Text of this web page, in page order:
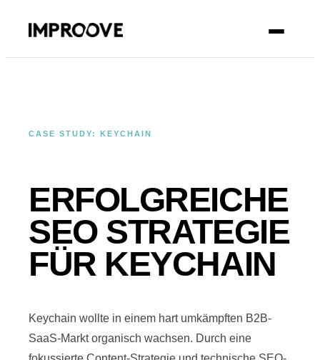
CASE STUDY: KEYCHAIN
ERFOLGREICHE
SEO STRATEGIE
FÜR KEYCHAIN
Keychain wollte in einem hart umkämpften B2B-
SaaS-Markt organisch wachsen. Durch eine